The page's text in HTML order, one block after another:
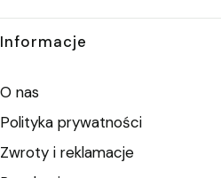
Informacje
O nas
Polityka prywatności
Zwroty i reklamacje